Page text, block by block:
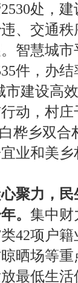
处，建
、 交通秩
智慧城市
件，办结
市建设高
动，村庄
桦乡双合
业和美乡
力，
。 集中财
类42项户
晒场等重
最低生活